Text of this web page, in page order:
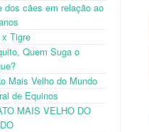
dos cães em relação ao
x Tigre
Quem Suga o
Mais Velho do Mundo
de Equinos
MAIS VELHO DO